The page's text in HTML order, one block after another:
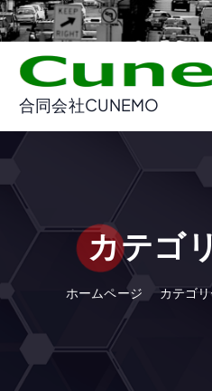
コ
ン
ス
キ
合同会社CUNEMO
カテゴ
ホームページ カテゴ